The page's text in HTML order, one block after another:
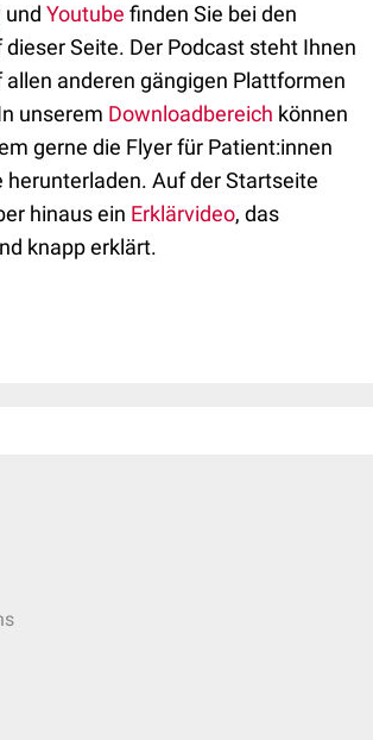
und Youtube finden Sie bei den
dieser Seite. Der Podcast steht Ihnen
allen anderen gängigen Plattformen
unserem Downloadbereich können
gerne die Flyer für Patient:innen
herunterladen. Auf der Startseite
hinaus ein Erklärvideo, das
knapp erklärt.